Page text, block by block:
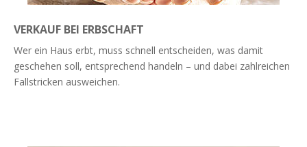
VERKAUF BEI ERBSCHAFT
Wer ein Haus erbt, muss schnell entscheiden, was damit
geschehen soll, entsprechend handeln – und dabei zahlreichen
Fallstricken ausweichen.